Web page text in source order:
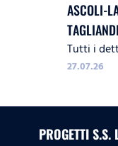
ASCOLI-
TAGLIANDI
Tutti i
27.07.26
PROGETTI S.S.